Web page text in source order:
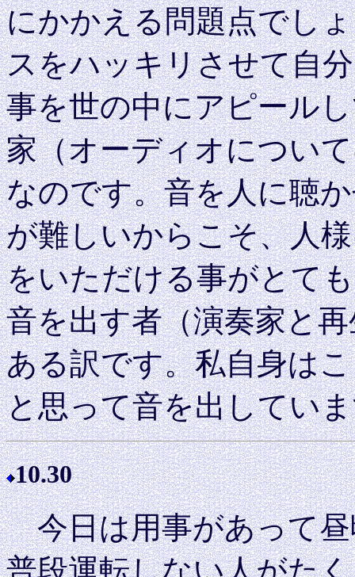
にかかえる問題点でし
スをハッキリさせて自
事を世の中にアピール
家（オーディオについ
なのです。音を人に聴
が難しいからこそ、人
をいただける事がとて
音を出す者（演奏家と
ある訳です。私自身は
と思って音を出してい
10.30
今日は用事があって昼